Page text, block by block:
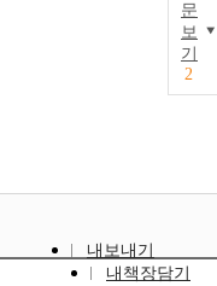
문
보
기
2
내보내기
내책장담기